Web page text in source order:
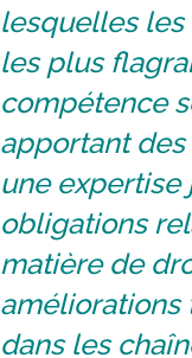
lesquelles les
les plus
compétence
apportant
une
obligations
matière de
améliorations
dans les